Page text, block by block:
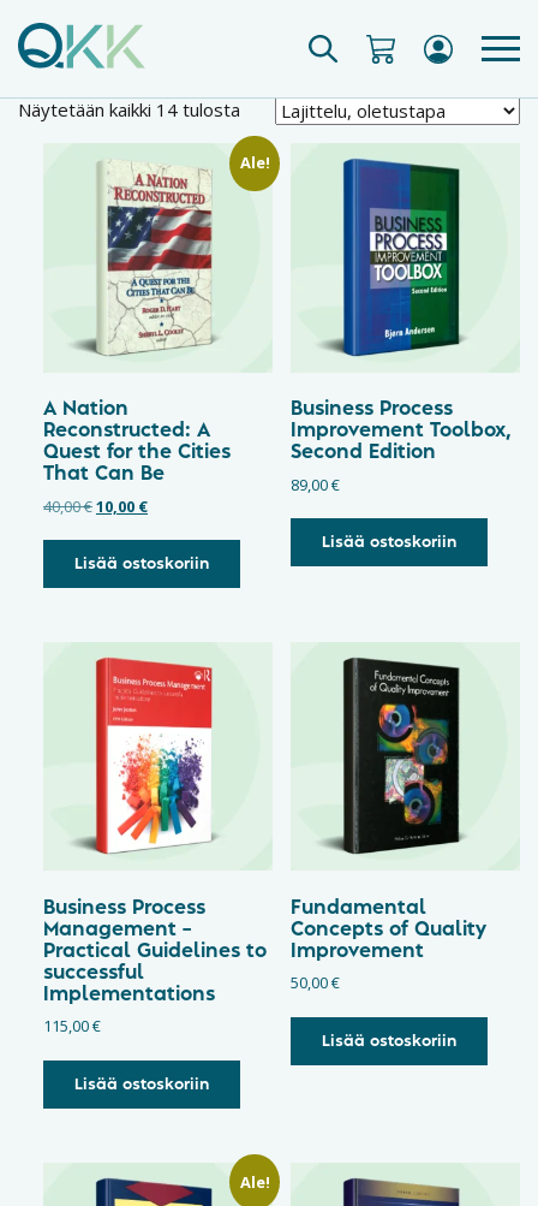
Näytetään kaikki 14 tulosta
Ale!
A Nation
Reconstructed: A
Quest for the Cities
That Can Be
40,00€10,00 €
Lisää ostoskoriin
Business Process
Improvement Toolbox,
Second Edition
89,00€
Lisää ostoskoriin
Business Process
Management –
Practical Guidelines to
successful
Implementations
115,00€
Lisää ostoskoriin
Fundamental
Concepts of Quality
Improvement
50,00€
Lisää ostoskoriin
Ale!